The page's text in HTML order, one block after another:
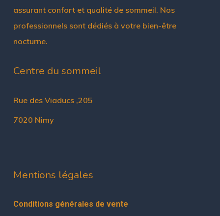
assurant confort et qualité de sommeil. Nos
professionnels sont dédiés à votre bien-être
nocturne.
Centre du sommeil
Rue des Viaducs ,205
7020 Nimy
Mentions légales
Conditions générales de vente